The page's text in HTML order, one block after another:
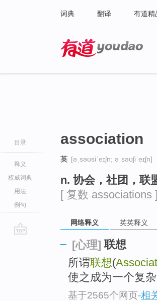
词典 翻译 有道精
目录
释义
权威词典
用法
例句
association
英 [əˌsəʊsiˈeɪʃn; əˌsəʊʃiˈeɪʃn]
n. 协会，社团，联
[ 复数 associations ]
网络释义 英英释义
[心理] 联想
所谓联想(
使之成为一个复杂
基于2565个网页-相